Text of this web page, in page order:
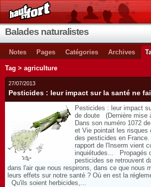
Balades naturalistes
Notes Pages Catégories Archives
Tag > agriculture
27/07/2013
Pesticides : leur impact sur la santé ne
Pesticides : leur impact
de doute (Dernière mise
Dans son numéro 1072
et Vie pointait les risques
des pesticides en
rapport de l'Inserm vient
inquiétudes... Propagés
pesticides se retrouvent
dans l'air que nous respirons, dans ce que nous
leurs effets sur notre santé ? Où en est la
Qu'ils soient herbicides,...